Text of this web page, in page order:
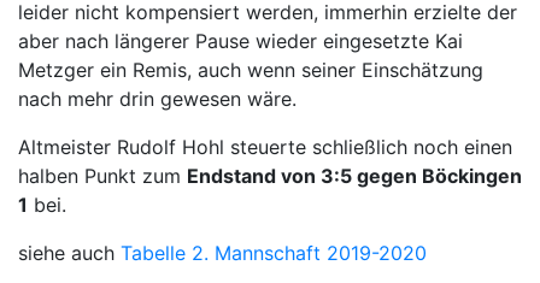
leider nicht kompensiert werden, immerhin erzielte der
aber nach längerer Pause wieder eingesetzte Kai
Metzger ein Remis, auch wenn seiner Einschätzung
nach mehr drin gewesen wäre.
Altmeister Rudolf Hohl steuerte schließlich noch einen
halben Punkt zum Endstand von 3:5 gegen Böckingen
1 bei.
siehe auch Tabelle 2. Mannschaft 2019-2020